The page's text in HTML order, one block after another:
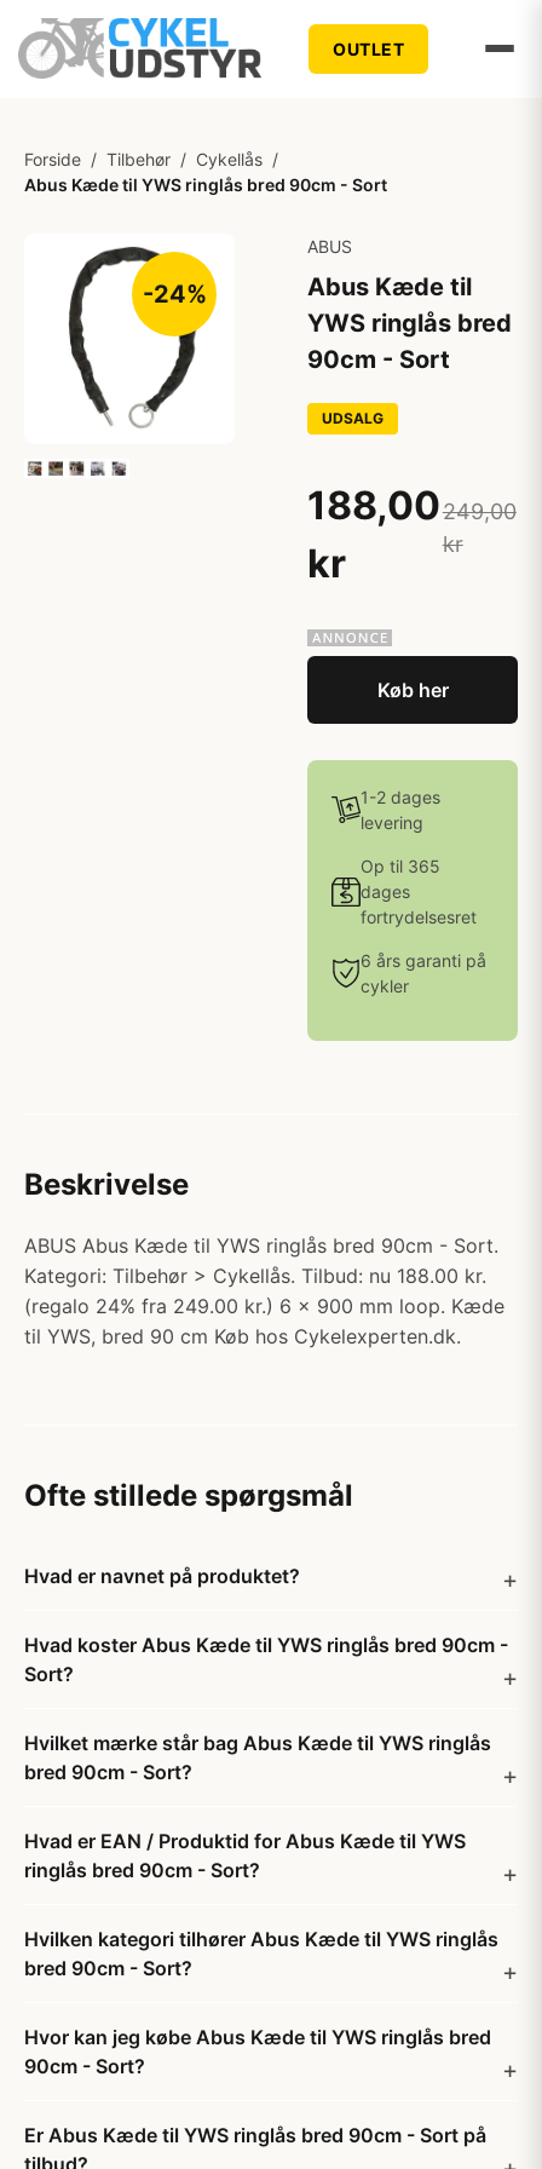
OUTLET
Forside / Tilbehør / Cykellås /
Abus Kæde til YWS ringlås bred 90cm - Sort
-24%
ABUS
Abus Kæde til
YWS ringlås bred
90cm - Sort
UDSALG
188,00
kr
249,00
kr
Køb her
1-2 dages
levering
Op til 365
dages
fortrydelsesret
6 års garanti på
cykler
Beskrivelse
ABUS Abus Kæde til YWS ringlås bred 90cm - Sort.
Kategori: Tilbehør > Cykellås. Tilbud: nu 188.00 kr.
(regalo 24% fra 249.00 kr.) 6 x 900 mm loop. Kæde
til YWS, bred 90 cm Køb hos Cykelexperten.dk.
Ofte stillede spørgsmål
Hvad er navnet på produktet?
Hvad koster Abus Kæde til YWS ringlås bred 90cm -
Sort?
Hvilket mærke står bag Abus Kæde til YWS ringlås
bred 90cm - Sort?
Hvad er EAN / Produktid for Abus Kæde til YWS
ringlås bred 90cm - Sort?
Hvilken kategori tilhører Abus Kæde til YWS ringlås
bred 90cm - Sort?
Hvor kan jeg købe Abus Kæde til YWS ringlås bred
90cm - Sort?
Er Abus Kæde til YWS ringlås bred 90cm - Sort på
tilbud?